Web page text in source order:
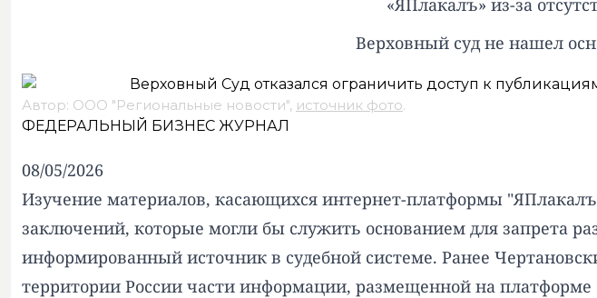
«ЯПлакалъ» из-за
Верховный суд не нашел
Автор: ООО "Региональные новости", источник фото.
ФЕДЕРАЛЬНЫЙ БИЗНЕС ЖУРНАЛ
08/05/2026
Изучение материалов, касающихся интернет-платформы
заключений, которые могли бы служить основанием для запрета
информированный источник в судебной системе. Ранее
территории России части информации, размещенной на